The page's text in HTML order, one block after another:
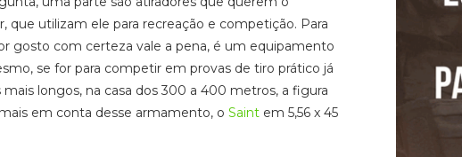
utilizam ele para recreação e competição. Para
gosto com certeza vale a pena, é um equipamento
se for para competir em provas de tiro prático já
longos, na casa dos 300 a 400 metros, a figura
em conta desse armamento, o Saint em 5,56 x 45